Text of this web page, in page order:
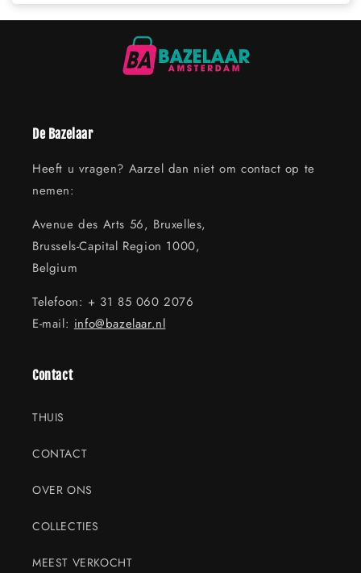
De Bazelaar
Heeft u vragen? Aarzel dan niet om contact op te
nemen:
Avenue des Arts 56, Bruxelles,
Brussels-Capital Region 1000,
Belgium
Telefoon: + 31 85 060 2076
E-mail: info@bazelaar.nl
Contact
THUIS
CONTACT
OVER ONS
COLLECTIES
MEEST VERKOCHT